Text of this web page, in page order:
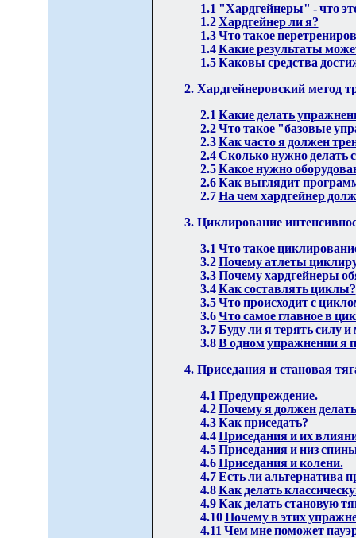
1.1 "Хардгейнеры" - что
1.2Хардгейнер ли я?
1.3Что такое
1.4Какие результаты
1.5Каковы средства
2. Хардгейнеровский метод
2.1 Какие делать
2.2Что такое "базовые
2.3Как часто я должен
2.4Сколько нужно делать
2.5Какое нужно
2.6Как выглядит
2.7На чем хардгейнер
3. Циклирование
3.1 Что такое
3.2Почему атлеты
3.3Почему хардгейнеры
3.4Как составлять циклы?
3.5Что происходит с
3.6Что самое главное в
3.7Буду ли я терять силу и
3.8В одном упражнении я
4. Приседания и становая
4.1 Предупреждение.
4.2Почему я должен
4.3Как приседать?
4.4Приседания и их
4.5Приседания и низ
4.6Приседания и колени.
4.7Есть ли альтернатива
4.8Как делать
4.9Как делать становую
4.10Почему в этих
4.11 Чем мне поможет